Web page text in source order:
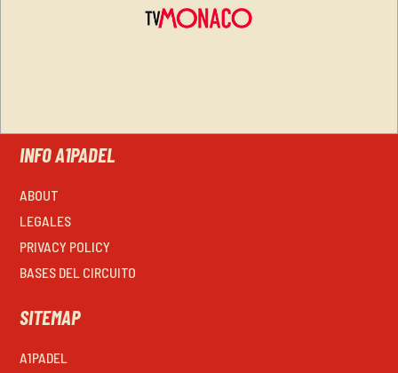
INFO A1PADEL
ABOUT
LEGALES
PRIVACY POLICY
BASES DEL CIRCUITO
SITEMAP
A1PADEL